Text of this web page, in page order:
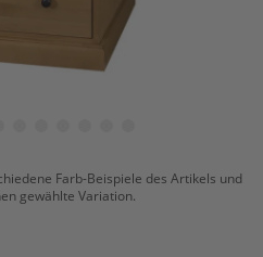
Farb-Beispiele des Artikels und
gewählte Variation.